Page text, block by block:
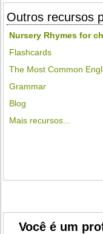
Outros recursos
Nursery Rhymes for
Flashcards
The Most Common
Grammar
Blog
Mais recursos...
Você é um